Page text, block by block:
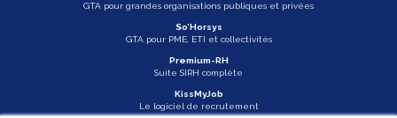
GTA pour grandes organisations publiques et privées
So’Horsys
GTA pour PME, ETI et collectivités
Premium-RH
Suite SIRH complète
KissMyJob
Le logiciel de recrutement